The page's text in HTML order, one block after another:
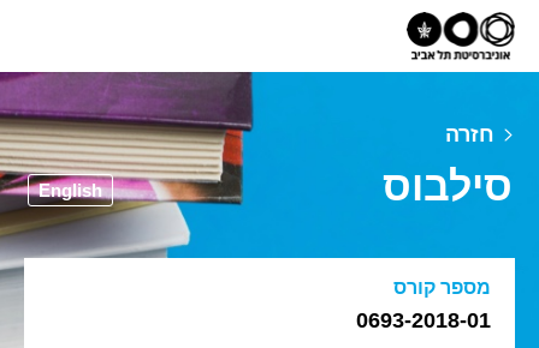
חזרה
סילבוס English
מספר קורס
0693-2018-01